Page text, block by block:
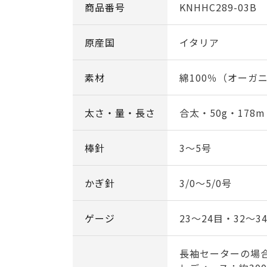
商品番号 KNHHC289-03B
原産国 イタリア
素材 綿100％（オーガ
太さ・量・長さ 合太・50g・178m
棒針 3～5号
かぎ針 3/0～5/0号
ゲージ 23～24目・32～
長袖セーターの場